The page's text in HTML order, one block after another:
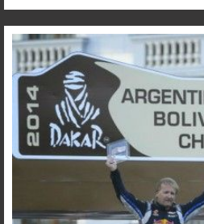
SUR SUR
PARTAGERPARTAGERPARTAGERPARTAGER